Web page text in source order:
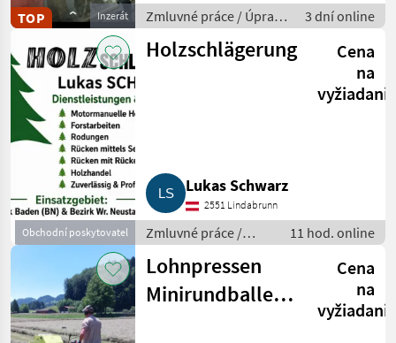
Inzerát
TOP
Zmluvné práce / Úprava
pôdy
3 dní online
Obchodní poskytovatel
Holzschlägerung
Cena
na
Lukas Schwarz
2551 Lindabrunn
Zmluvné práce /
Kácanie dreva /
prehodenie lesa
11 hod. online
Lohnpressen
Minirundballen
Cena
na